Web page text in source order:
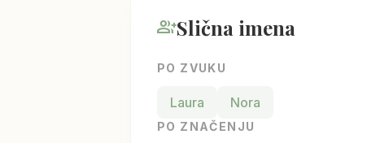
group_addSlična imena
PO ZVUKU
Laura Nora
PO ZNAČENJU